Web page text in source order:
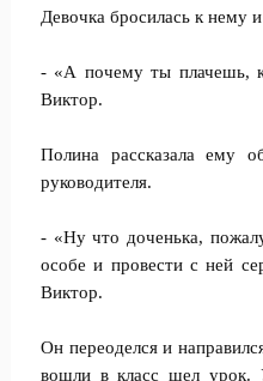
Девочка бросилась к нему
- «А почему ты плачешь,
Виктор.
Полина рассказала ему
руководителя.
- «Ну что доченька,
особе и провести с ней
Виктор.
Он переоделся и
вошли в класс шел урок.